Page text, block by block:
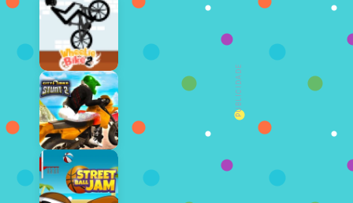
⭐ Ainda não foi votado. (0
JOGAR AGORA
PUBLICIDADE